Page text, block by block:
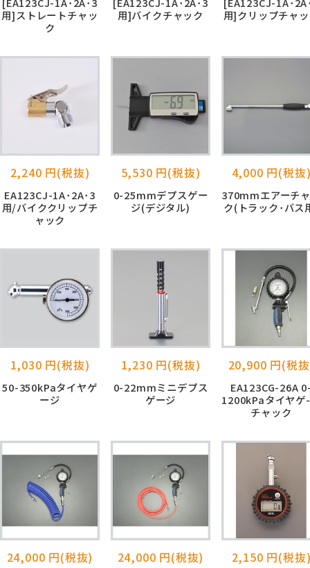
用]ストレートチャッ
ク
用]バイクチャック
用]クリップチャ
2,240 円(税抜)
EA123CJ-1A･2A･3
用/バイククリップチ
ャック
5,530 円(税抜)
0-25mmデプスゲー
ジ(デジタル)
4,000 円(税抜
370mmエアーチ
ク(トラック･バス
1,030 円(税抜)
50-350kPaタイヤゲ
ージ
1,230 円(税抜)
0-22mmミニデプス
ゲージ
20,900 円(税
EA123CG-26A
1200kPaタイヤゲ
チャック
24,000 円(税抜) 24,000 円(税抜) 2,150 円(税抜